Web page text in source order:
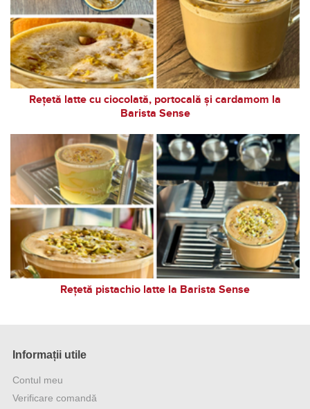
Rețetă latte cu ciocolată, portocală și cardamom la
Barista Sense
Rețetă pistachio latte la Barista Sense
Informații utile
Contul meu
Verificare comandă